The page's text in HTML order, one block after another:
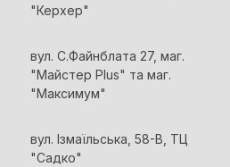
"Керхер"
вул. С.Файнблата 27, маг.
"Майстер Plus" та маг.
"Максимум"
вул. Ізмаїльська, 58-В, ТЦ
"Садко"